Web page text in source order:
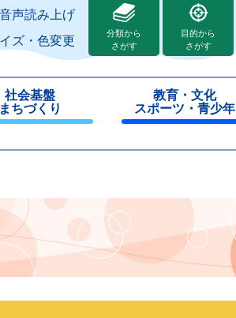
音声読み上げ
ズ・色変更
分類から
さがす
目的から
さがす
社会基盤
まちづくり
教育・文化
スポーツ・青少年
じ